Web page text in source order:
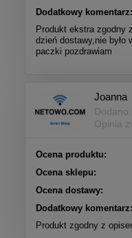
Dodatkowy komentarz:
Produkt ekstra zgodny
dzień dostawy,nie było
paczki pozdrawiam
Joanna
Opinia
Ocena produktu:
Ocena sklepu:
Ocena dostawy:
Dodatkowy komentarz:
Produkt zgodny z